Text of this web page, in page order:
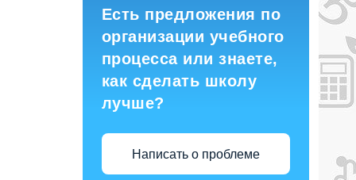
Есть предложения по
организации учебного
процесса или знаете,
как сделать школу
лучше?
Написать о проблеме